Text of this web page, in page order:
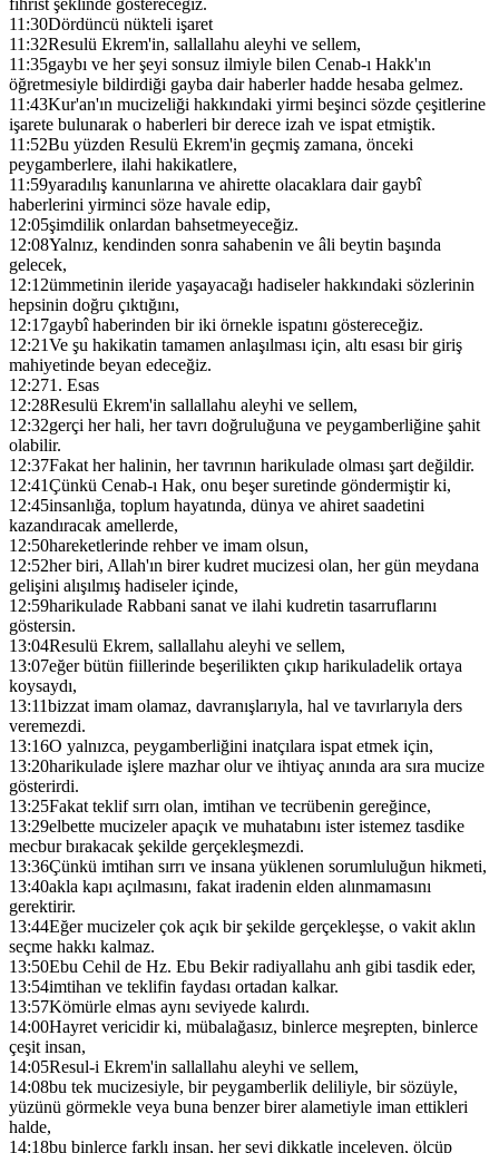
fihrist şeklinde göstereceğiz.
11:30Dördüncü nükteli işaret
11:32Resulü Ekrem'in, sallallahu aleyhi ve sellem,
11:35gaybı ve her şeyi sonsuz ilmiyle bilen Cenab-ı Hakk'ın
öğretmesiyle bildirdiği gayba dair haberler hadde hesaba gelmez.
11:43Kur'an'ın mucizeliği hakkındaki yirmi beşinci sözde çeşitlerine
işarete bulunarak o haberleri bir derece izah ve ispat etmiştik.
11:52Bu yüzden Resulü Ekrem'in geçmiş zamana, önceki
peygamberlere, ilahi hakikatlere,
11:59yaradılış kanunlarına ve ahirette olacaklara dair gaybî
haberlerini yirminci söze havale edip,
12:05şimdilik onlardan bahsetmeyeceğiz.
12:08Yalnız, kendinden sonra sahabenin ve âli beytin başında
gelecek,
12:12ümmetinin ileride yaşayacağı hadiseler hakkındaki sözlerinin
hepsinin doğru çıktığını,
12:17gaybî haberinden bir iki örnekle ispatını göstereceğiz.
12:21Ve şu hakikatin tamamen anlaşılması için, altı esası bir giriş
mahiyetinde beyan edeceğiz.
12:271. Esas
12:28Resulü Ekrem'in sallallahu aleyhi ve sellem,
12:32gerçi her hali, her tavrı doğruluğuna ve peygamberliğine şahit
olabilir.
12:37Fakat her halinin, her tavrının harikulade olması şart değildir.
12:41Çünkü Cenab-ı Hak, onu beşer suretinde göndermiştir ki,
12:45insanlığa, toplum hayatında, dünya ve ahiret saadetini
kazandıracak amellerde,
12:50hareketlerinde rehber ve imam olsun,
12:52her biri, Allah'ın birer kudret mucizesi olan, her gün meydana
gelişini alışılmış hadiseler içinde,
12:59harikulade Rabbani sanat ve ilahi kudretin tasarruflarını
göstersin.
13:04Resulü Ekrem, sallallahu aleyhi ve sellem,
13:07eğer bütün fiillerinde beşerilikten çıkıp harikuladelik ortaya
koysaydı,
13:11bizzat imam olamaz, davranışlarıyla, hal ve tavırlarıyla ders
veremezdi.
13:16O yalnızca, peygamberliğini inatçılara ispat etmek için,
13:20harikulade işlere mazhar olur ve ihtiyaç anında ara sıra mucize
gösterirdi.
13:25Fakat teklif sırrı olan, imtihan ve tecrübenin gereğince,
13:29elbette mucizeler apaçık ve muhatabını ister istemez tasdike
mecbur bırakacak şekilde gerçekleşmezdi.
13:36Çünkü imtihan sırrı ve insana yüklenen sorumluluğun hikmeti,
13:40akla kapı açılmasını, fakat iradenin elden alınmamasını
gerektirir.
13:44Eğer mucizeler çok açık bir şekilde gerçekleşse, o vakit aklın
seçme hakkı kalmaz.
13:50Ebu Cehil de Hz. Ebu Bekir radiyallahu anh gibi tasdik eder,
13:54imtihan ve teklifin faydası ortadan kalkar.
13:57Kömürle elmas aynı seviyede kalırdı.
14:00Hayret vericidir ki, mübalağasız, binlerce meşrepten, binlerce
çeşit insan,
14:05Resul-i Ekrem'in sallallahu aleyhi ve sellem,
14:08bu tek mucizesiyle, bir peygamberlik deliliyle, bir sözüyle,
yüzünü görmekle veya buna benzer birer alametiyle iman ettikleri
halde,
14:18bu binlerce farklı insan, her şeyi dikkatle inceleyen, ölçüp